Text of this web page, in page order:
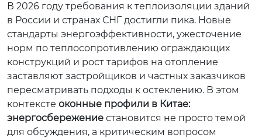
В 2026 году требования к теплоизоляции зданий
в России и странах СНГ достигли пика. Новые
стандарты энергоэффективности, ужесточение
норм по теплосопротивлению ограждающих
конструкций и рост тарифов на отопление
заставляют застройщиков и частных заказчиков
пересматривать подходы к остеклению. В этом
контексте оконные профили в Китае:
энергосбережение становится не просто темой
для обсуждения, а критическим вопросом